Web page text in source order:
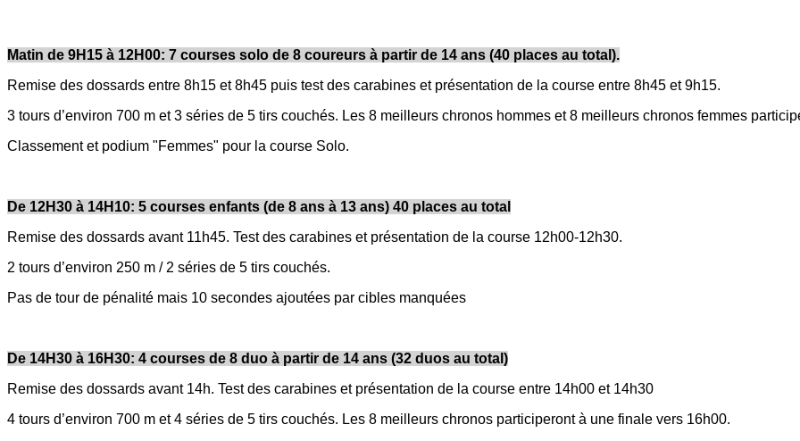
Matin de 9H15 à 12H00: 7 courses solo de 8 coureurs à partir de 14 ans (40 places au total).
Remise des dossards entre 8h15 et 8h45 puis test des carabines et présentation de la course entre 8h45 et 9h15.
3 tours d’environ 700 m et 3 séries de 5 tirs couchés. Les 8 meilleurs chronos hommes et 8 meilleurs chronos femmes
Classement et podium "Femmes" pour la course Solo.
De 12H30 à 14H10: 5 courses enfants (de 8 ans à 13 ans) 40 places au total
Remise des dossards avant 11h45. Test des carabines et présentation de la course 12h00-12h30.
2 tours d’environ 250 m / 2 séries de 5 tirs couchés.
Pas de tour de pénalité mais 10 secondes ajoutées par cibles manquées
De 14H30 à 16H30: 4 courses de 8 duo à partir de 14 ans (32 duos au total)
Remise des dossards avant 14h. Test des carabines et présentation de la course entre 14h00 et 14h30
4 tours d’environ 700 m et 4 séries de 5 tirs couchés. Les 8 meilleurs chronos participeront à une finale vers 16h00.